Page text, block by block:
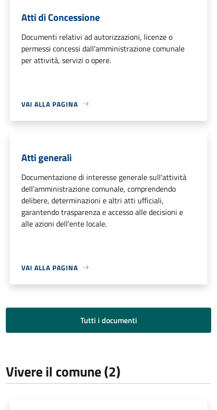
Atti di Concessione
Documenti relativi ad autorizzazioni, licenze o
permessi concessi dall'amministrazione comunale
per attività, servizi o opere.
VAI ALLA PAGINA
Atti generali
Documentazione di interesse generale sull'attività
dell'amministrazione comunale, comprendendo
delibere, determinazioni e altri atti ufficiali,
garantendo trasparenza e accesso alle decisioni e
alle azioni dell'ente locale.
VAI ALLA PAGINA
Tutti i documenti
Vivere il comune (2)